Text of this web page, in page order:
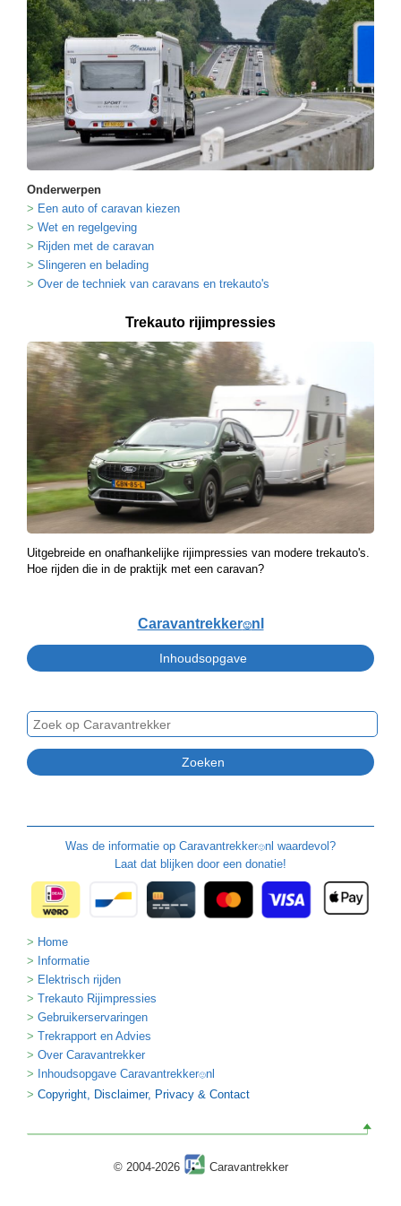
Onderwerpen
Een auto of caravan kiezen
Wet en regelgeving
Rijden met de caravan
Slingeren en belading
Over de techniek van caravans en trekauto's
Trekauto rijimpressies
Uitgebreide en onafhankelijke rijimpressies van modere trekauto's.
Hoe rijden die in de praktijk met een caravan?
Caravantrekker🙂nl
Was de informatie op Caravantrekker🙂nl waardevol?
Laat dat blijken door een donatie!
Home
Informatie
Elektrisch rijden
Trekauto Rijimpressies
Gebruikerservaringen
Trekrapport en Advies
Over Caravantrekker
Inhoudsopgave Caravantrekker🙂nl
Copyright, Disclaimer, Privacy & Contact
© 2004-2026 Caravantrekker